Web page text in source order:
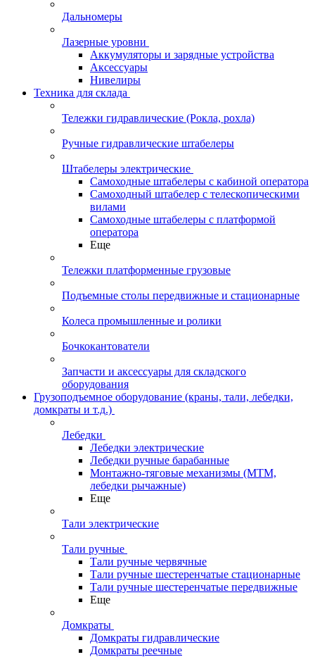
Дальномеры
Лазерные уровни
Аккумуляторы и зарядные устройства
Аксессуары
Нивелиры
Техника для склада
Тележки гидравлические (Рокла, рохла)
Ручные гидравлические штабелеры
Штабелеры электрические
Самоходные штабелеры с кабиной оператора
Самоходный штабелер с телескопическими
вилами
Самоходные штабелеры с платформой
оператора
Еще
Тележки платформенные грузовые
Подъемные столы передвижные и стационарные
Колеса промышленные и ролики
Бочкокантователи
Запчасти и аксессуары для складского
оборудования
Грузоподъемное оборудование (краны, тали, лебедки,
домкраты и т.д.)
Лебедки
Лебедки электрические
Лебедки ручные барабанные
Монтажно-тяговые механизмы (МТМ,
лебедки рычажные)
Еще
Тали электрические
Тали ручные
Тали ручные червячные
Тали ручные шестеренчатые стационарные
Тали ручные шестеренчатые передвижные
Еще
Домкраты
Домкраты гидравлические
Домкраты реечные